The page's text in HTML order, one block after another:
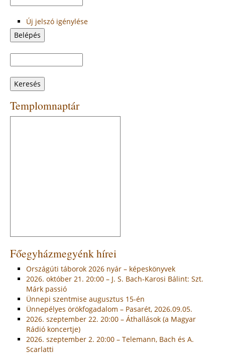
Új jelszó igénylése
Keresés
űrlap
Templomnaptár
Főegyházmegyénk hírei
Országúti táborok 2026 nyár – képeskönyvek
2026. október 21. 20:00 – J. S. Bach-Karosi Bálint: Szt.
Márk passió
Ünnepi szentmise augusztus 15-én
Ünnepélyes örökfogadalom – Pasarét, 2026.09.05.
2026. szeptember 22. 20:00 – Áthallások (a Magyar
Rádió koncertje)
2026. szeptember 2. 20:00 – Telemann, Bach és A.
Scarlatti